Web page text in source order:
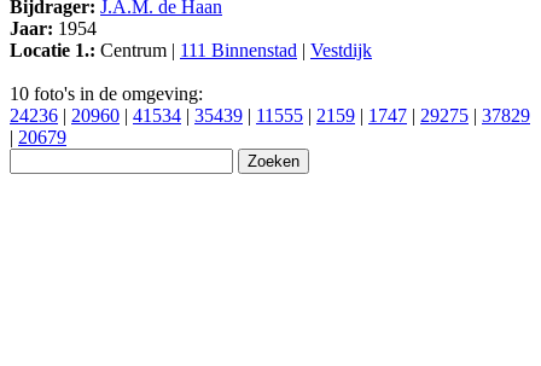
Bijdrager: J.A.M. de Haan
Jaar: 1954
Locatie 1.: Centrum | 111 Binnenstad | Vestdijk
10 foto's in de omgeving:
24236 | 20960 | 41534 | 35439 | 11555 | 2159 | 1747 | 29275 | 37829
| 20679